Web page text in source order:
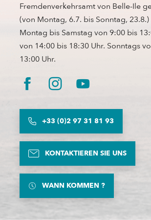
Fremdenverkehrsamt von Belle-Ile
(von Montag, 6.7. bis Sonntag, 23.8.)
Montag bis Samstag von 9:00 bis
von 14:00 bis 18:30 Uhr. Sonntags
13:00 Uhr.
+33 (0)2 97 31 81 93
KONTAKTIEREN SIE UNS
WANN KOMMEN ?